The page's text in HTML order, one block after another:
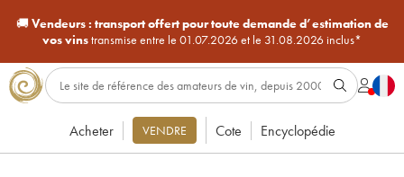
🚚Vendeurs : transport offert pour toute demande d’estimation de
vos vinstransmise entre le 01.07.2026 et le 31.08.2026 inclus*
Acheter VENDRE Cote Encyclopédie